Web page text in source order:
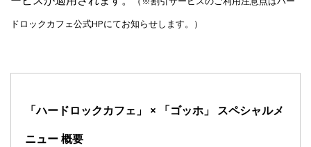
Facebook
JP EN
ドロックカフェ公式HPにてお知らせします。）
「ハードロックカフェ」 × 「ゴッホ」 スペシャルメ
ニュー 概要